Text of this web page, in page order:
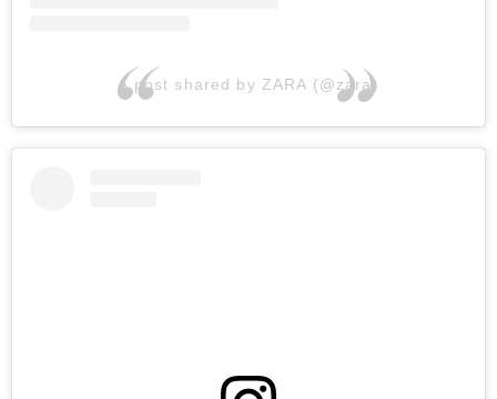
A post shared by ZARA (@zara)